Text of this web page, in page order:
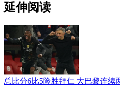
延伸阅读
总比分6比5险胜拜仁 大巴黎连续